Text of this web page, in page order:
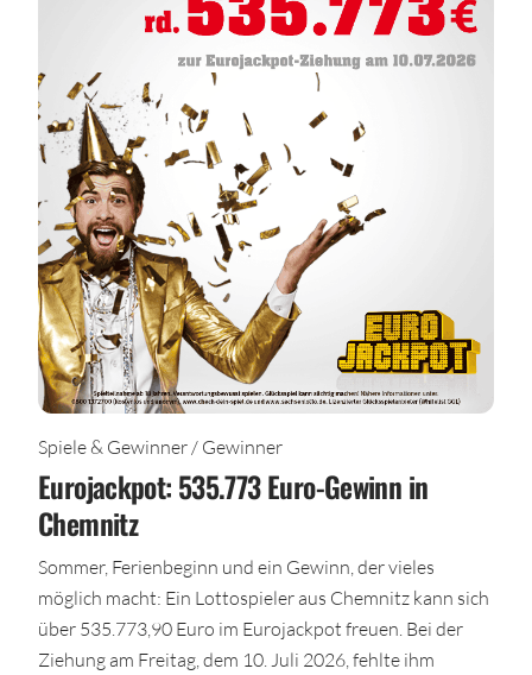
Spiele & Gewinner / Gewinner
Eurojackpot: 535.773 Euro-Gewinn in
Chemnitz
Sommer, Ferienbeginn und ein Gewinn, der vieles
möglich macht: Ein Lottospieler aus Chemnitz kann sich
über 535.773,90 Euro im Eurojackpot freuen. Bei der
Ziehung am Freitag, dem 10. Juli 2026, fehlte ihm